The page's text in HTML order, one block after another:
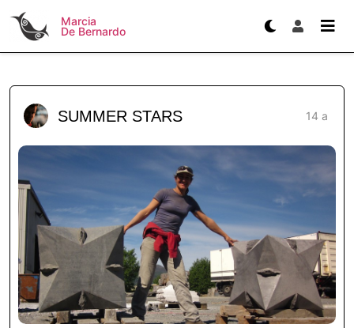
Marcia
De Bernardo
SUMMER STARS 14 a